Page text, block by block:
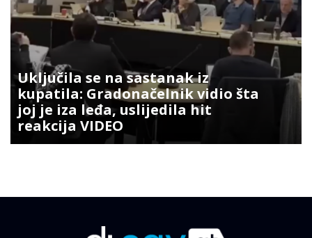
Uključila se na sastanak iz
kupatila: Gradonačelnik vidio šta
joj je iza leđa, uslijedila hit
reakcija VIDEO